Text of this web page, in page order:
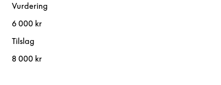
Vurdering
6 000 kr
Tilslag
8 000 kr